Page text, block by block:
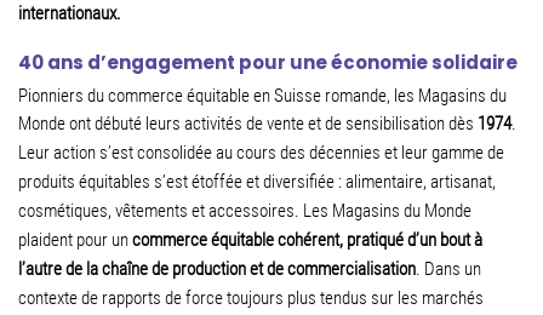
internationaux.
40 ans d’engagement pour une économie solidaire
Pionniers du commerce équitable en Suisse romande, les Magasins du
Monde ont débuté leurs activités de vente et de sensibilisation dès 1974.
Leur action s’est consolidée au cours des décennies et leur gamme de
produits équitables s’est étoffée et diversifiée : alimentaire, artisanat,
cosmétiques, vêtements et accessoires. Les Magasins du Monde
plaident pour uncommerce équitable cohérent, pratiqué d’un bout à
l’autre de la chaîne de production et decommercialisation. Dans un
contexte de rapports de force toujours plus tendus sur les marchés